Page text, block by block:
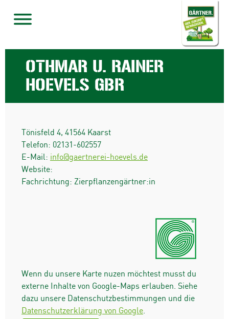
OTHMAR U. RAINER
HOEVELS GBR
Tönisfeld 4, 41564 Kaarst
Telefon: 02131-602557
E-Mail: info@gaertnerei-hoevels.de
Website:
Fachrichtung: Zierpflanzengärtner:in
Wenn du unsere Karte nuzen möchtest musst du
externe Inhalte von Google-Maps erlauben. Siehe
dazu unsere Datenschutzbestimmungen und die
Datenschutzerklärung von Google.